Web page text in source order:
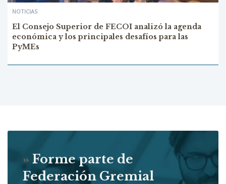
NOTICIAS
El Consejo Superior de FECOI analizó la agenda
económica y los principales desafíos para las
PyMEs
» Forme parte de
Federación Gremial